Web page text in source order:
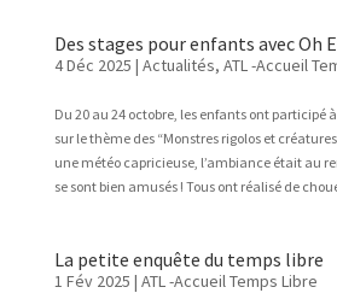
Des stages pour enfants avec Oh
4 Déc 2025 | Actualités, ATL -Accueil
Du 20 au 24 octobre, les enfants ont participé
sur le thème des “Monstres rigolos et
une météo capricieuse, l’ambiance était au
se sont bien amusés ! Tous ont réalisé de
La petite enquête du temps libre
1 Fév 2025 | ATL -Accueil Temps Libre